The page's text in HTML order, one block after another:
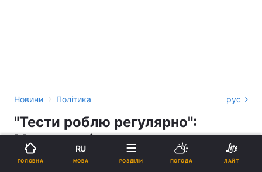
Новини › Політика рус
"Тести роблю регулярно":
Мендель відреагувала на
інформацію про зараження
ГОЛОВНА
RU
МОВА РОЗДІЛИ ПОГОДА ЛАЙТ